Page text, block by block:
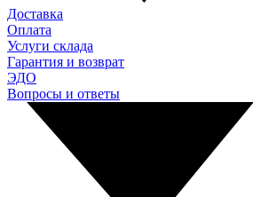
Доставка
Оплата
Услуги склада
Гарантия и возврат
ЭДО
Вопросы и ответы